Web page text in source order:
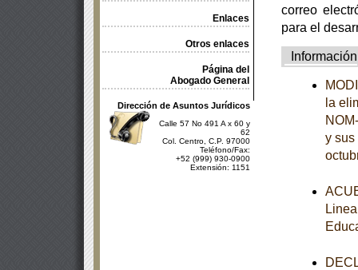
Enlaces
Otros enlaces
Página del
Abogado General
Dirección de Asuntos Jurídicos
Calle 57 No 491 A x 60 y
62
Col. Centro, C.P. 97000
Teléfono/Fax:
+52 (999) 930-0900
Extensión: 1151
correo
para el
Información
la
y sus